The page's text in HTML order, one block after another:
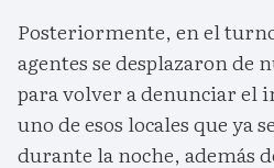
Posteriormente, en el
agentes se desplazaron de
para volver a denunciar el
uno de esos locales que ya
durante la noche, además